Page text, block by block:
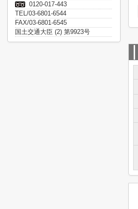
0120-017-443
TEL/03-6801-6544
FAX/03-6801-6545
国土交通大臣 (2) 第9923号